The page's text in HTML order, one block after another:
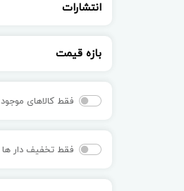
انتشارات
بازه قیمت
فقط کالاهای موجود
فقط تخفیف دار ها